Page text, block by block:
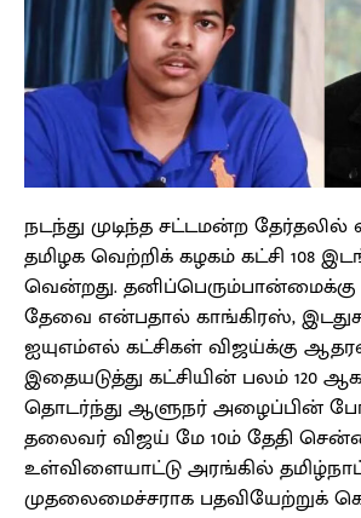
நடந்து முடிந்த சட்டமன்ற
தமிழக வெற்றிக் கழகம் கட்சி 108
வென்றது. தனிப்பெரும்பான்மைக்கு
தேவை என்பதால் காங்கிரஸ்,
ஐயுஎம்எல் கட்சிகள் விஜய்க்கு
இதையடுத்து கட்சியின் பலம் 120
தொடர்ந்து ஆளுநர் அழைப்பின்
தலைவர் விஜய் மே 10ம் தேதி
உள்விளையாட்டு அரங்கில்
முதலைமைச்சராக பதவியேற்றுக்